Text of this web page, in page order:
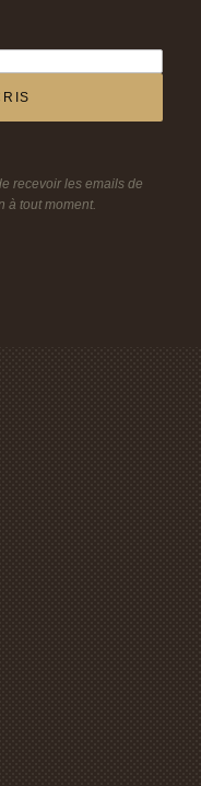
recevoir les emails de
à tout moment.